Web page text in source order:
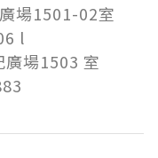
場1501-02室
l
場1503 室